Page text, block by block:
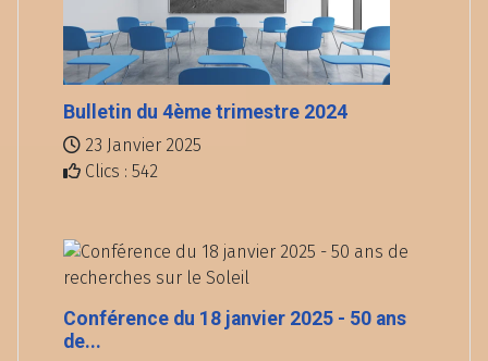
Bulletin du 4ème trimestre 2024
23 Janvier 2025
Clics : 542
Conférence du 18 janvier 2025 - 50 ans
de...